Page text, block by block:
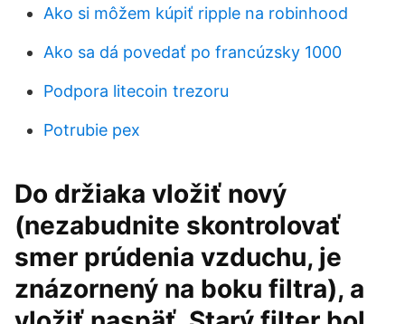
Ako si môžem kúpiť ripple na robinhood
Ako sa dá povedať po francúzsky 1000
Podpora litecoin trezoru
Potrubie pex
Do držiaka vložiť nový
(nezabudnite skontrolovať
smer prúdenia vzduchu, je
znázornený na boku filtra), a